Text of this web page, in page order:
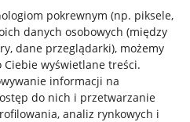
pokrewnym (np. piksele,
danych osobowych (między
dane przeglądarki), możemy
wyświetlane treści.
informacji na
do nich i przetwarzanie
analiz rynkowych i